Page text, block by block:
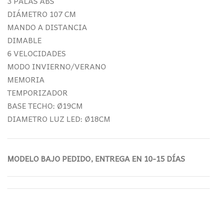
DIÁMETRO 107 CM
MANDO A DISTANCIA
DIMABLE
6 VELOCIDADES
MODO INVIERNO/VERANO
MEMORIA
TEMPORIZADOR
BASE TECHO: Ø19CM
DIAMETRO LUZ LED: Ø18CM
MODELO BAJO PEDIDO, ENTREGA EN 10-15 DÍAS